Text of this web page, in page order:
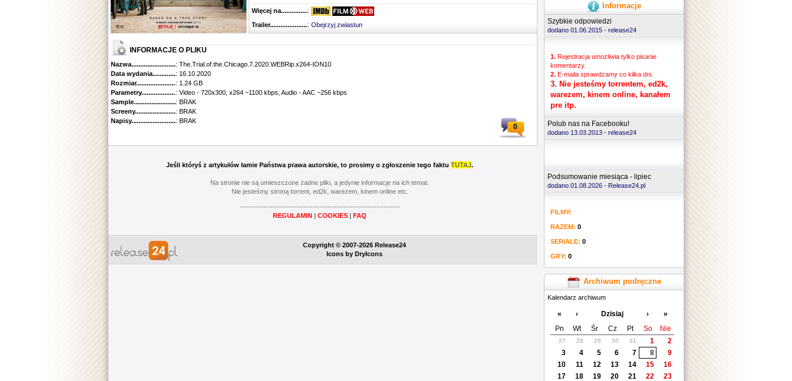
Informacje
Szybkie odpowiedzi
dodano 01.06.2015 - release24
1. Rejestracja umożliwia tylko pisanie
komentarzy.
2. E-maila sprawdzamy co kilka dni.
3. Nie jesteśmy torrentem, ed2k,
warezem, kinem online, kanałem
pre itp.
Polub nas na Facebooku!
dodano 13.03.2013 - release24
Podsumowanie miesiąca - lipiec
dodano 01.08.2026 - Release24.pl
FILMY:
RAZEM: 0
SERIALE: 0
GRY: 0
Archiwum podręczne
Kalendarz archiwum
« ‹ Dzisiaj ›
»
Pn
Wt Śr Cz Pt So Nie
27 28 29 30 31 1
2
3
4 5 6 7 8
9
10
11 12 13 14 15
16
17
18 19 20 21 22
23
Więcej na........................................
:
Trailer...........................................
: Obejrzyj zwiastun
INFORMACJE O PLIKU
Nazwa.............................................: The.Trial.of.the.Chicago.7.2020.WEBRip.x264-ION10
Data wydania......................................
: 16.10.2020
Rozmiar...........................................
: 1.24 GB
Parametry.........................................: Video - 720x300, x264 ~1100 kbps; Audio - AAC ~256 kbps
Sample............................................
: BRAK
Screeny...........................................
: BRAK
Napisy............................................
: BRAK
0
Jeśli któryś z artykułów łamie Państwa prawa autorskie, to prosimy o zgłoszenie tego faktu TUTAJ.
Na stronie nie są umieszczone żadne pliki, a jedynie informacje na ich temat.
Nie jesteśmy stroną torrent, ed2k, warezem, kinem online etc.
--------------------------------------------------------------------
REGULAMIN | COOKIES | FAQ
Copyright © 2007-2026 Release24
Icons by DryIcons